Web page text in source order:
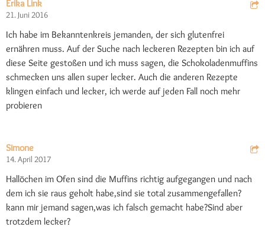
Erika Link
21. Juni 2016
Ich habe im Bekanntenkreis jemanden, der sich glutenfrei
ernähren muss. Auf der Suche nach leckeren Rezepten bin ich auf
diese Seite gestoßen und ich muss sagen, die Schokoladenmuffins
schmecken uns allen super lecker. Auch die anderen Rezepte
klingen einfach und lecker, ich werde auf jeden Fall noch mehr
probieren
Simone
14. April 2017
Hallöchen im Ofen sind die Muffins richtig aufgegangen und nach
dem ich sie raus geholt habe,sind sie total zusammengefallen?
kann mir jemand sagen,was ich falsch gemacht habe?Sind aber
trotzdem lecker?